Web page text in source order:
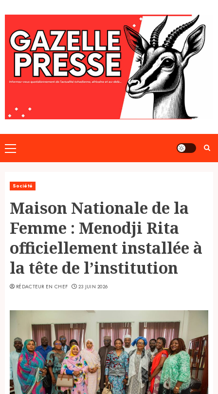
to
content
Primary
Menu
Société
Maison Nationale de la
Femme : Menodji Rita
officiellement installée à
la tête de l’institution
RÉDACTEUR EN CHEF 23 JUIN 2026